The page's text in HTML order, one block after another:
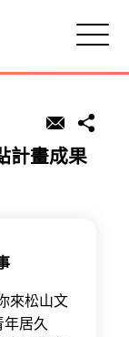
計畫成果
來松山文
居久